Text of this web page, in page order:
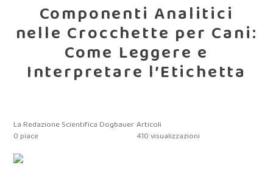
Componenti Analitici
nelle Crocchette per Cani:
Come Leggere e
Interpretare l’Etichetta
La Redazione Scientifica Dogbauer Articoli
0piace 410 visualizzazioni